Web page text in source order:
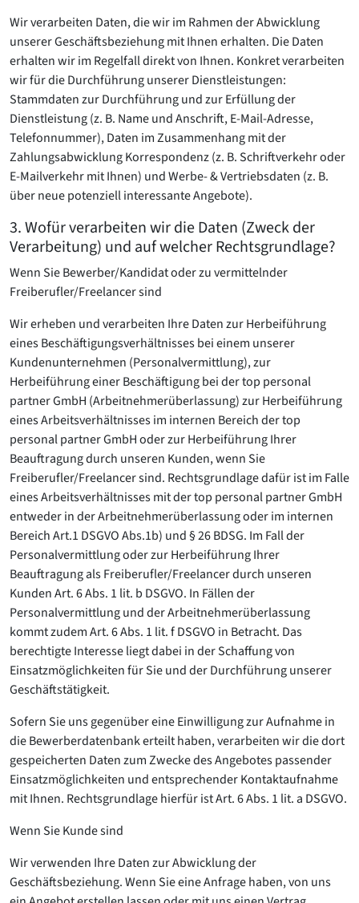
Wir verarbeiten Daten, die wir im Rahmen der Abwicklung
unserer Geschäftsbeziehung mit Ihnen erhalten. Die Daten
erhalten wir im Regelfall direkt von Ihnen. Konkret verarbeiten
wir für die Durchführung unserer Dienstleistungen:
Stammdaten zur Durchführung und zur Erfüllung der
Dienstleistung (z. B. Name und Anschrift, E-Mail-Adresse,
Telefonnummer), Daten im Zusammenhang mit der
Zahlungsabwicklung Korrespondenz (z. B. Schriftverkehr oder
E-Mailverkehr mit Ihnen) und Werbe- & Vertriebsdaten (z. B.
über neue potenziell interessante Angebote).
3. Wofür verarbeiten wir die Daten (Zweck der
Verarbeitung) und auf welcher Rechtsgrundlage?
Wenn Sie Bewerber/Kandidat oder zu vermittelnder
Freiberufler/Freelancer sind
Wir erheben und verarbeiten Ihre Daten zur Herbeiführung
eines Beschäftigungsverhältnisses bei einem unserer
Kundenunternehmen (Personalvermittlung), zur
Herbeiführung einer Beschäftigung bei der top personal
partner GmbH (Arbeitnehmerüberlassung) zur Herbeiführung
eines Arbeitsverhältnisses im internen Bereich der top
personal partner GmbH oder zur Herbeiführung Ihrer
Beauftragung durch unseren Kunden, wenn Sie
Freiberufler/Freelancer sind. Rechtsgrundlage dafür ist im Falle
eines Arbeitsverhältnisses mit der top personal partner GmbH
entweder in der Arbeitnehmerüberlassung oder im internen
Bereich Art.1 DSGVO Abs.1b) und § 26 BDSG. Im Fall der
Personalvermittlung oder zur Herbeiführung Ihrer
Beauftragung als Freiberufler/Freelancer durch unseren
Kunden Art. 6 Abs. 1 lit. b DSGVO. In Fällen der
Personalvermittlung und der Arbeitnehmerüberlassung
kommt zudem Art. 6 Abs. 1 lit. f DSGVO in Betracht. Das
berechtigte Interesse liegt dabei in der Schaffung von
Einsatzmöglichkeiten für Sie und der Durchführung unserer
Geschäftstätigkeit.
Sofern Sie uns gegenüber eine Einwilligung zur Aufnahme in
die Bewerberdatenbank erteilt haben, verarbeiten wir die dort
gespeicherten Daten zum Zwecke des Angebotes passender
Einsatzmöglichkeiten und entsprechender Kontaktaufnahme
mit Ihnen. Rechtsgrundlage hierfür ist Art. 6 Abs. 1 lit. a DSGVO.
Wenn Sie Kunde sind
Wir verwenden Ihre Daten zur Abwicklung der
Geschäftsbeziehung. Wenn Sie eine Anfrage haben, von uns